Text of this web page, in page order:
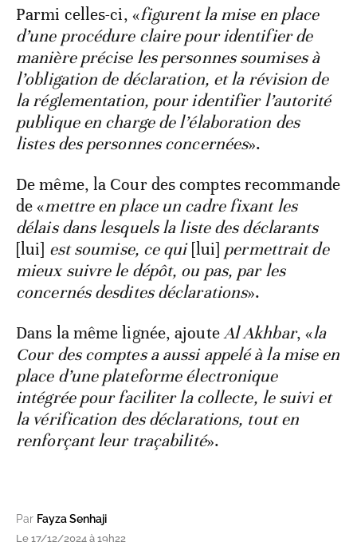
Parmi celles-ci, «figurent la mise en place
d’une procédure claire pour identifier de
manière précise les personnes soumises à
l’obligation de déclaration, et la révision de
la réglementation, pour identifier l’autorité
publique en charge de l’élaboration des
listes des personnes concernées».
De même, la Cour des comptes recommande
de «mettre en place un cadre fixant les
délais dans lesquels la liste des déclarants
[lui] est soumise, ce qui [lui] permettrait de
mieux suivre le dépôt, ou pas, par les
concernés desdites déclarations».
Dans la même lignée, ajouteAl Akhbar, «la
Cour des comptes a aussi appelé à la mise en
place d’une plateforme électronique
intégrée pour faciliter la collecte, le suivi et
la vérification des déclarations, tout en
renforçant leur traçabilité».
Par Fayza Senhaji
Le 17/12/2024 à 19h22